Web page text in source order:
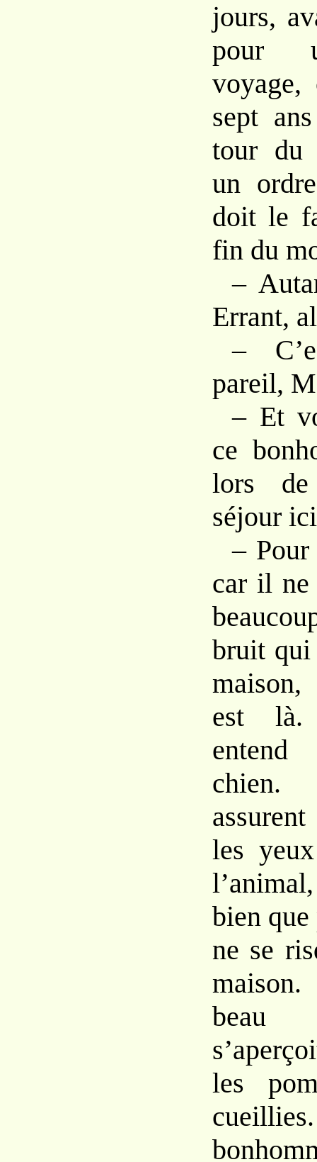
jours,
pour
sept
tour du
un
doit le
fin du
–
Errant,
–
pareil,
– Et
ce
lors
séjour
–
car il ne
bruit qui
est là.
les
bien que
ne se
beau
les